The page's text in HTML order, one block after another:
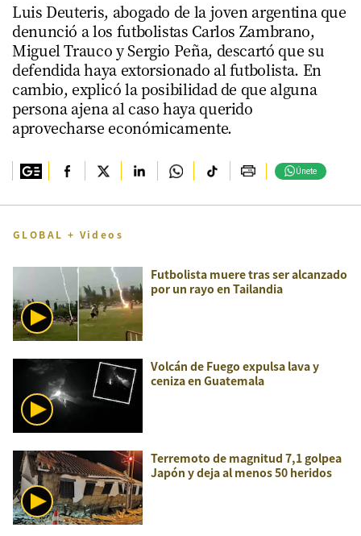
Luis Deuteris, abogado de la joven argentina que
denunció a los futbolistas Carlos Zambrano,
Miguel Trauco y Sergio Peña, descartó que su
defendida haya extorsionado al futbolista. En
cambio, explicó la posibilidad de que alguna
persona ajena al caso haya querido
aprovecharse económicamente.
Únete
GLOBAL + Videos
Futbolista muere tras ser alcanzado
por un rayo en Tailandia
Volcán de Fuego expulsa lava y
ceniza en Guatemala
Terremoto de magnitud 7,1 golpea
Japón y deja al menos 50 heridos